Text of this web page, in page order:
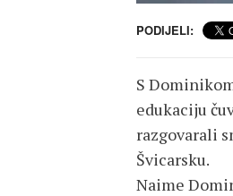
PODIJELI:
S
edukaciju
razgovarali
Švicarsku.
Naime